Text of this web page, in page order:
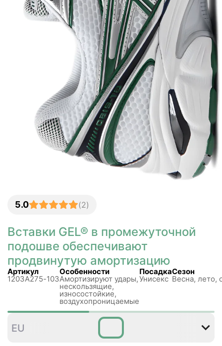
5.0 (2)
Вставки GEL® в промежуточной
подошве обеспечивают
продвинутую амортизацию
Артикул
1203A275-103
Особенности
Амортизируют удары,
нескользящиe,
износостойкие,
воздухопроницаемые
Посадка
Унисекс
Сезон
Весна, лето,
39
EU